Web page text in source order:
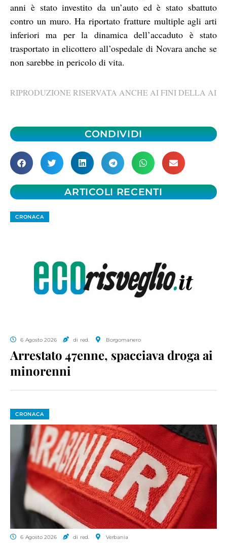
anni è stato investito da un’auto ed è stato sbattuto
contro un muro. Ha riportato fratture multiple agli arti
inferiori ma per la dinamica dell’accaduto è stato
trasportato in elicottero all’ospedale di Novara anche se
non sarebbe in pericolo di vita.
RIPRODUZIONE RISERVATA ANCHE AI FINI DELLA AI
CONDIVIDI
ARTICOLI RECENTI
CRONACA
6 Agosto 2026 di red. Borgomanero
Arrestato 47enne, spacciava droga ai
minorenni
CRONACA
6 Agosto 2026 di red. Verbania